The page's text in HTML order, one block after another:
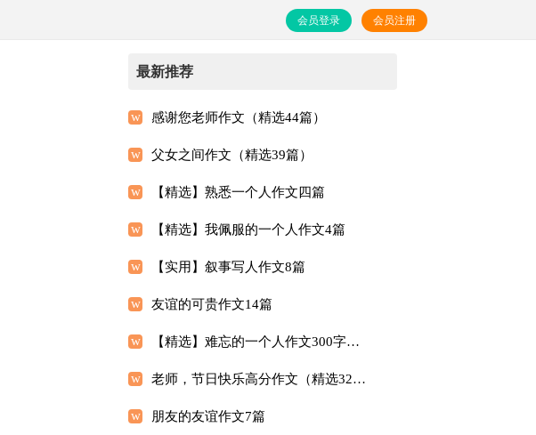
会员登录 会员注册
最新推荐
感谢您老师作文（精选44篇）
父女之间作文（精选39篇）
【精选】熟悉一个人作文四篇
【精选】我佩服的一个人作文4篇
【实用】叙事写人作文8篇
友谊的可贵作文14篇
【精选】难忘的一个人作文300字汇总7篇
老师，节日快乐高分作文（精选32篇）
朋友的友谊作文7篇